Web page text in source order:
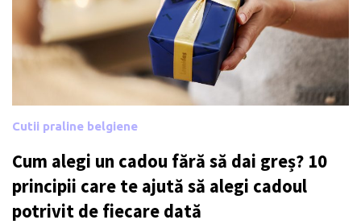
Cutii praline belgiene
Cum alegi un cadou fără să dai greș? 10
principii care te ajută să alegi cadoul
potrivit de fiecare dată